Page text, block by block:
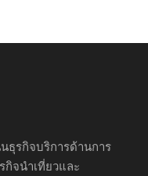
ธุรกิจบริการด้านการ
จนำเที่ยวและ